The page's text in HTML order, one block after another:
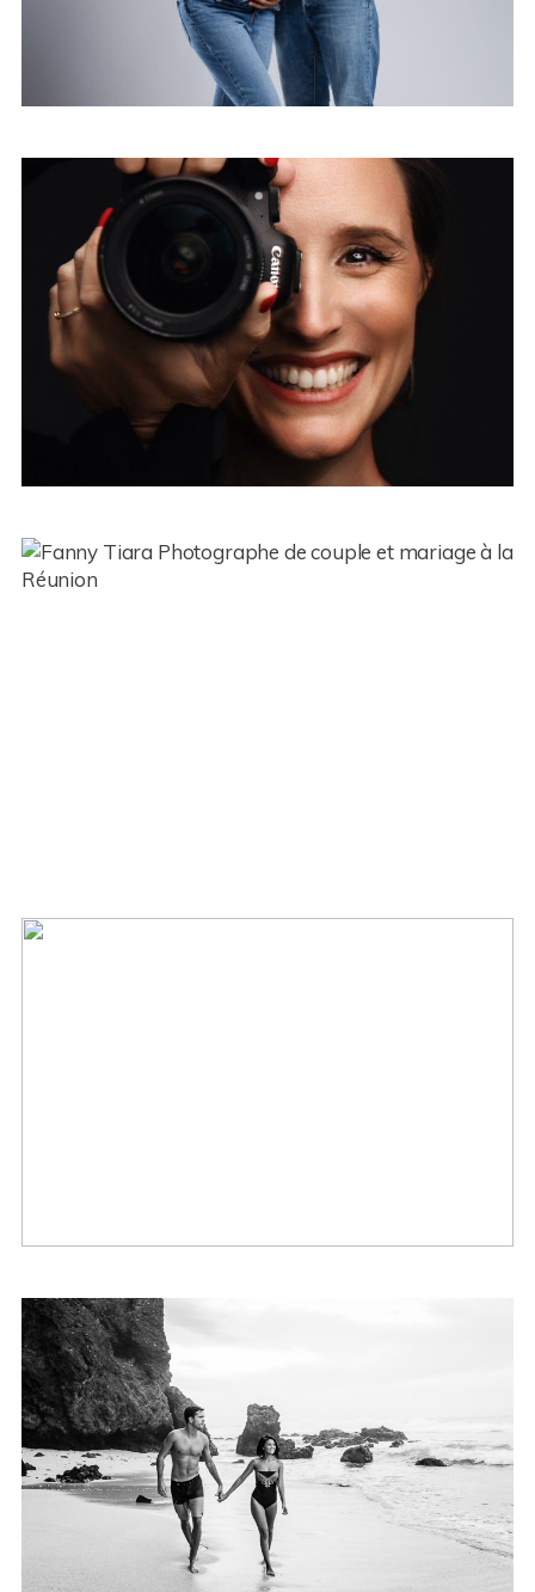
Studio photo à Sainte-Marie, La
Réunion : découvrez mon nouvel
espace pour des portraits
intemporels et impactants.
Couple – Amelie et Jordan – Ile
de la Reunion (974)